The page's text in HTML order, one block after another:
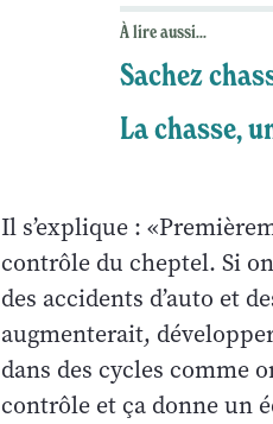
À lire aussi...
Sachez
La chasse,
Il s’explique :
contrôle du cheptel. Si
des accidents d’auto et
augmenterait,
dans des cycles comme
contrôle et ça donne un